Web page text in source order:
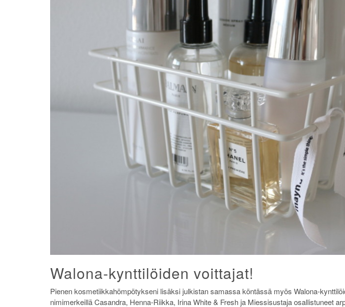
Walona-kynttilöiden voittajat!
Pienen kosmetiikkahömpötykseni lisäksi julkistan samassa köntässä myös Walona-
nimimerkeillä Casandra, Henna-Riikka, Irina White & Fresh ja Miessisustaja osallistuneet